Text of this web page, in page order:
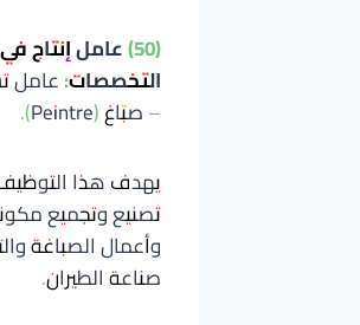
(50) عامل إنتاج في قطاع الطيران
التخصصات:
– صبّاغ (Peintre).
يهدف هذا
تصنيع وتجميع
وأعمال الصباغة
صناعة الطيران.